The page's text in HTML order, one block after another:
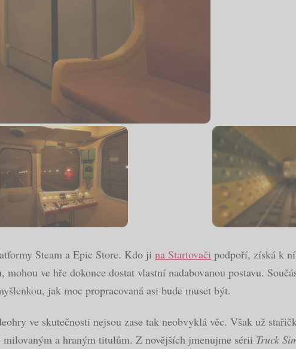
Steam a Epic Store. Kdo ji na Startovači podpoří, získá k
ve hře dokonce dostat vlastní nadabovanou postavu.
jak moc propracovaná asi bude muset být.
ve skutečnosti nejsou zase tak neobvyklá věc. Však už
a hraným titulům. Z novějších jmenujme sérii Truck